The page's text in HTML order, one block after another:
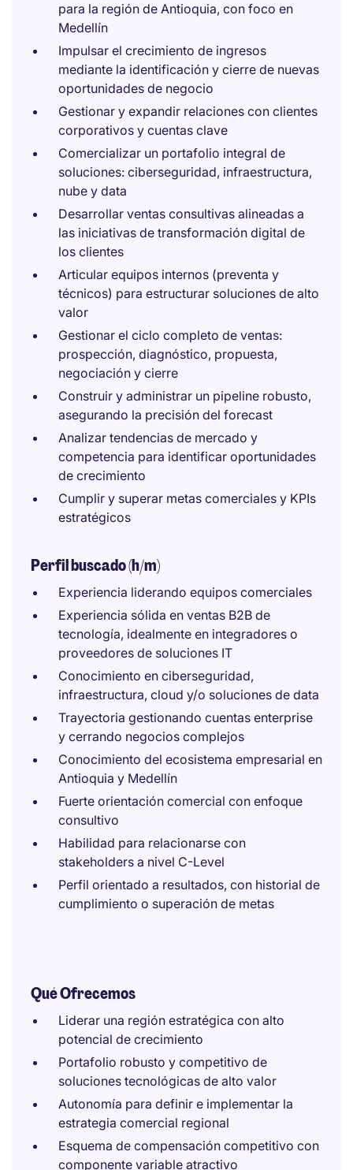
para la región de Antioquia, con foco en
Medellín
Impulsar el crecimiento de ingresos
mediante la identificación y cierre de nuevas
oportunidades de negocio
Gestionar y expandir relaciones con clientes
corporativos y cuentas clave
Comercializar un portafolio integral de
soluciones: ciberseguridad, infraestructura,
nube y data
Desarrollar ventas consultivas alineadas a
las iniciativas de transformación digital de
los clientes
Articular equipos internos (preventa y
técnicos) para estructurar soluciones de alto
valor
Gestionar el ciclo completo de ventas:
prospección, diagnóstico, propuesta,
negociación y cierre
Construir y administrar un pipeline robusto,
asegurando la precisión del forecast
Analizar tendencias de mercado y
competencia para identificar oportunidades
de crecimiento
Cumplir y superar metas comerciales y KPIs
estratégicos
Perfil buscado (h/m)
Experiencia liderando equipos comerciales
Experiencia sólida en ventas B2B de
tecnología, idealmente en integradores o
proveedores de soluciones IT
Conocimiento en ciberseguridad,
infraestructura, cloud y/o soluciones de data
Trayectoria gestionando cuentas enterprise
y cerrando negocios complejos
Conocimiento del ecosistema empresarial en
Antioquia y Medellín
Fuerte orientación comercial con enfoque
consultivo
Habilidad para relacionarse con
stakeholders a nivel C-Level
Perfil orientado a resultados, con historial de
cumplimiento o superación de metas
Qué Ofrecemos
Liderar una región estratégica con alto
potencial de crecimiento
Portafolio robusto y competitivo de
soluciones tecnológicas de alto valor
Autonomía para definir e implementar la
estrategia comercial regional
Esquema de compensación competitivo con
componente variable atractivo